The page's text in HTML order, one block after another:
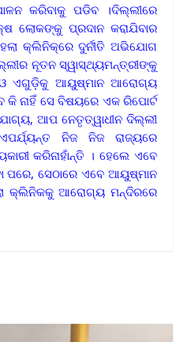
କରିବାକୁ ପଡିବ ।ଦିଲ୍ଲୀରେ
ଲୋକଙ୍କୁ ପ୍ରଦାନ କରାଯିବାର
କ୍ଲିନିକ୍‌ରେ ଦୁର୍ନୀତି ଅଭିଯୋଗ
ନୂତନ ସ୍ୱାସ୍ଥ୍ୟମନ୍ତ୍ରୀଙ୍କୁ
ଏଗୁଡ଼ିକୁ ଆୟୁଷ୍ମାନ ଆରୋଗ୍ୟ
କି ନାହିଁ ସେ ବିଷୟରେ ଏକ ରିପୋର୍ଟ
ଆପ ନେତୃତ୍ୱାଧୀନ ଦିଲ୍ଲୀ
ନିଜ ନିଜ ରାଜ୍ୟରେ
କରିନାହାଁନ୍ତି । ହେଲେ ଏବେ
ପରେ, ସେଠାରେ ଏବେ ଆୟୁଷ୍ମାନ
କ୍ଲିନିକକୁ ଆରୋଗ୍ୟ ମନ୍ଦିରରେ